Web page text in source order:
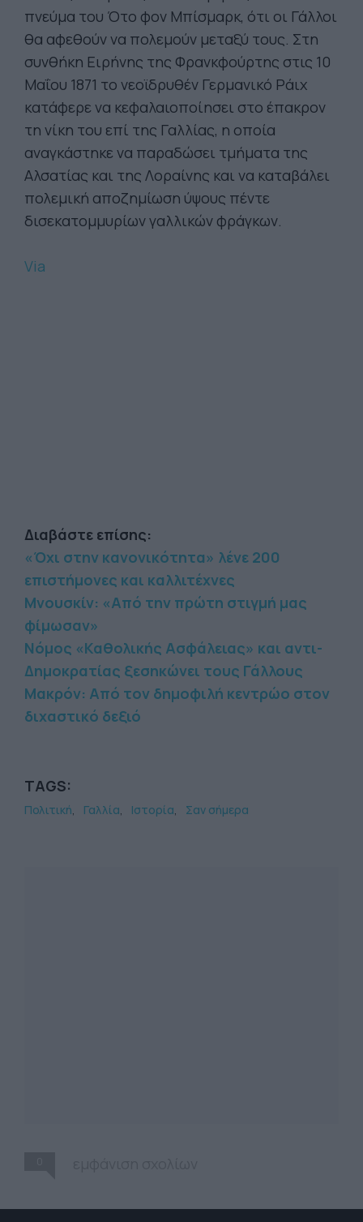
πνεύμα του Ότο φον Μπίσμαρκ, ότι οι Γάλλοι
θα αφεθούν να πολεμούν μεταξύ τους. Στη
συνθήκη Ειρήνης της Φρανκφούρτης στις 10
Μαΐου 1871 το νεοϊδρυθέν Γερμανικό Ράιχ
κατάφερε να κεφαλαιοποίησει στο έπακρον
τη νίκη του επί της Γαλλίας, η οποία
αναγκάστηκε να παραδώσει τμήματα της
Αλσατίας και της Λοραίνης και να καταβάλει
πολεμική αποζημίωση ύψους πέντε
δισεκατομμυρίων γαλλικών φράγκων.
Via
Διαβάστε επίσης:
«Όχι στην κανονικότητα» λένε 200
επιστήμονες και καλλιτέχνες
Μνουσκίν: «Από την πρώτη στιγμή μας
φίμωσαν»
Νόμος «Καθολικής Ασφάλειας» και αντι-
Δημοκρατίας ξεσηκώνει τους Γάλλους
Μακρόν: Από τον δημοφιλή κεντρώο στον
διχαστικό δεξιό
TAGS:
Πολιτική Γαλλία Ιστορία Σαν σήμερα